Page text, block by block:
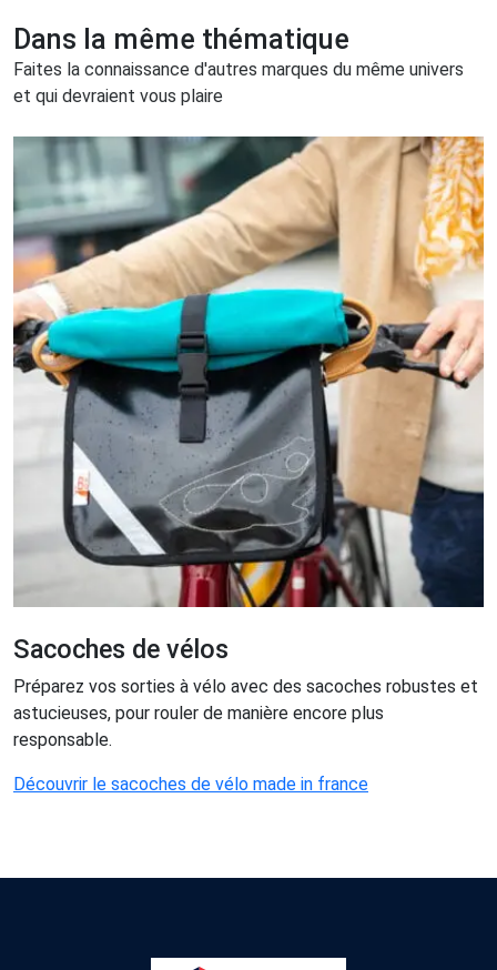
Dans la même thématique
Faites la connaissance d'autres marques du même univers
et qui devraient vous plaire
Sacoches de vélos
Préparez vos sorties à vélo avec des sacoches robustes et
astucieuses, pour rouler de manière encore plus
responsable.
Découvrir le sacoches de vélo made in france